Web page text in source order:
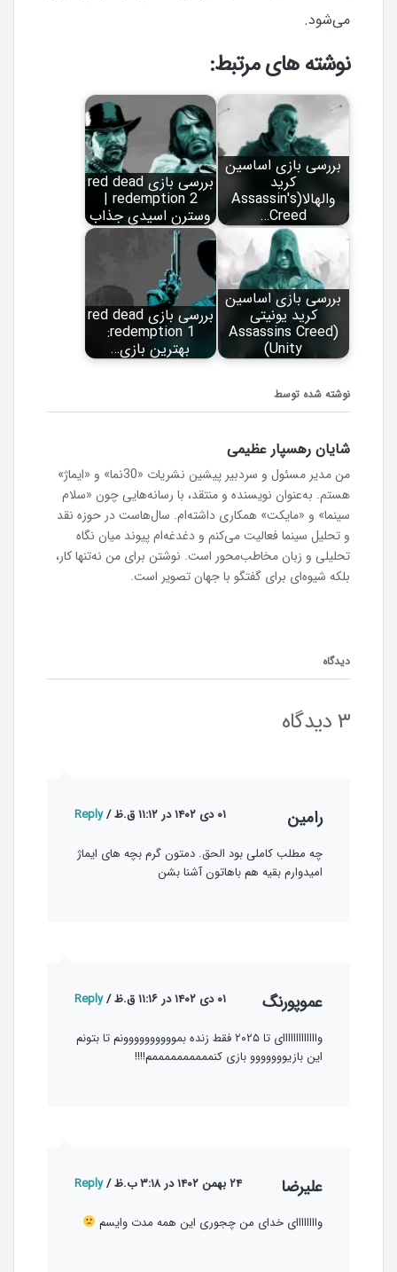
می‌شود.
نوشته های مرتبط:
بررسی بازی اساسین
کرید
والهالا(Assassin's
Creed…
بررسی بازی red dead
redemption 2 |
وسترن اسیدی جذاب
بررسی بازی اساسین
کرید یونیتی
(Assassins Creed
Unity)
بررسی بازی red dead
redemption 1:
بهترین بازی…
نوشته شده توسط
شایان رهسپار عظیمی
من مدیر مسئول و سردبیر پیشین نشریات «30نما» و «ایماژ»
هستم. به‌عنوان نویسنده و منتقد، با رسانه‌هایی چون «سلام
سینما» و «مایکت» همکاری داشته‌ام. سال‌هاست در حوزه نقد
و تحلیل سینما فعالیت می‌کنم و دغدغه‌ام پیوند میان نگاه
تحلیلی و زبان مخاطب‌محور است. نوشتن برای من نه‌تنها کار،
بلکه شیوه‌ای برای گفتگو با جهان تصویر است.
دیدگاه‌
۳ دیدگاه
رامین ۰۱ دی ۱۴۰۲ در ۱۱:۱۲ ق.ظ /
Reply
چه مطلب کاملی بود الحق. دمتون گرم بچه های ایماژ
امیدوارم بقیه هم باهاتون آشنا بشن
عموپورنگ ۰۱ دی ۱۴۰۲ در ۱۱:۱۶ ق.ظ /
Reply
وااااااااااااای تا ۲۰۲۵ فقط زنده بموووووووووونم تا بتونم
این بازیووووووو بازی کنممممممممممم!!!!
علیرضا ۲۴ بهمن ۱۴۰۲ در ۳:۱۸ ب.ظ /
Reply
واااااااای خدای من چجوری این همه مدت وایسم